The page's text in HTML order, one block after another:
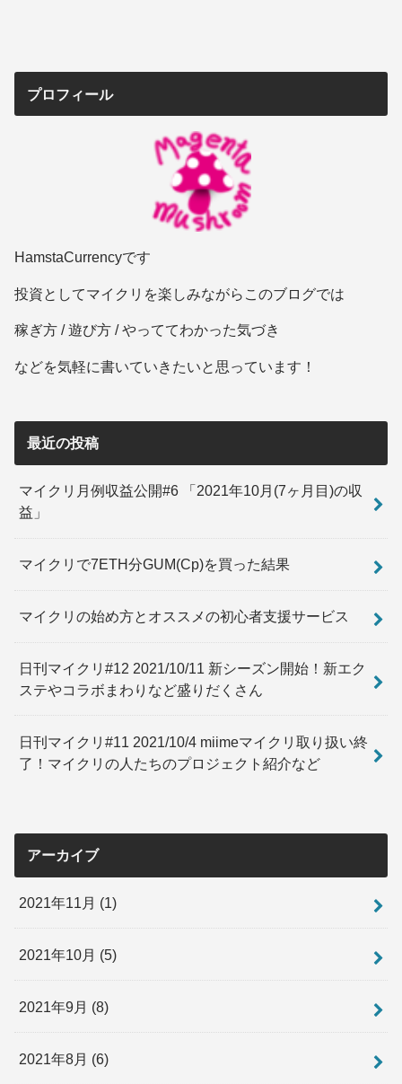
プロフィール
HamstaCurrencyです
投資としてマイクリを楽しみながらこのブログでは
稼ぎ方 / 遊び方 / やっててわかった気づき
などを気軽に書いていきたいと思っています！
最近の投稿
マイクリ月例収益公開#6 「2021年10月(7ヶ月目)の収
益」
マイクリで7ETH分GUM(Cp)を買った結果
マイクリの始め方とオススメの初心者支援サービス
日刊マイクリ#12 2021/10/11 新シーズン開始！新エク
ステやコラボまわりなど盛りだくさん
日刊マイクリ#11 2021/10/4 miimeマイクリ取り扱い終
了！マイクリの人たちのプロジェクト紹介など
アーカイブ
2021年11月 (1)
2021年10月 (5)
2021年9月 (8)
2021年8月 (6)